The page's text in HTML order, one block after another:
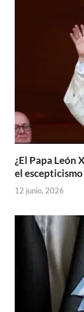
¿El Papa León
el
12 junio, 2026